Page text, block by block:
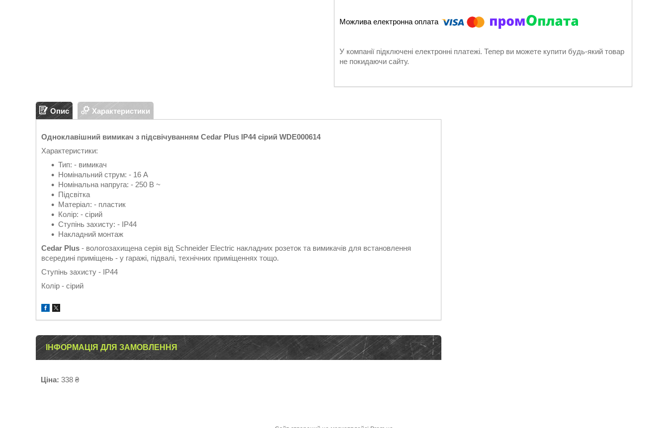
У компанії підключені електронні платежі. Тепер ви можете купити будь-який товар
не покидаючи сайту.
Опис Характеристики
Одноклавішний вимикач з підсвічуванням Cedar Plus IP44 сірий WDE000614
Характеристики:
Тип: - вимикач
Номінальний струм: - 16 A
Номінальна напруга: - 250 В ~
Підсвітка
Матеріал: - пластик
Колір: - сірий
Ступінь захисту: - IP44
Накладний монтаж
Cedar Plus - вологозахищена серія від Schneider Electric накладних розеток та вимикачів для встановлення
всередині приміщень - у гаражі, підвалі, технічних приміщеннях тощо.
Ступінь захисту - IP44
Колір - сірий
ІНФОРМАЦІЯ ДЛЯ ЗАМОВЛЕННЯ
Ціна: 338 ₴